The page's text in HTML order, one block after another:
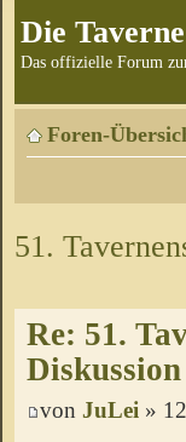
Die
Das offizielle Forum
Foren-
51.
Re: 51.
Diskussion
von JuLei »